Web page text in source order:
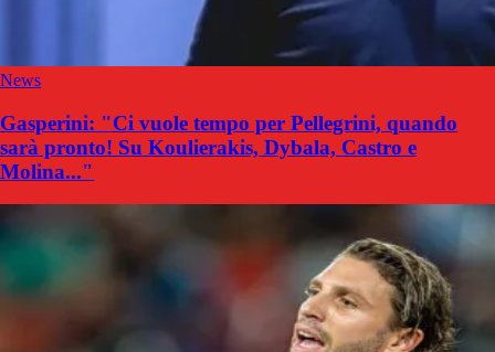
News
Gasperini: "Ci vuole tempo per Pellegrini, quando
sarà pronto! Su Koulierakis, Dybala, Castro e
Molina..."